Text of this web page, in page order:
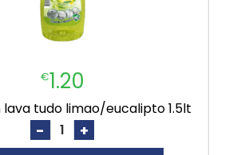
€1.20
tudo limao/eucalipto 1.5lt
- +